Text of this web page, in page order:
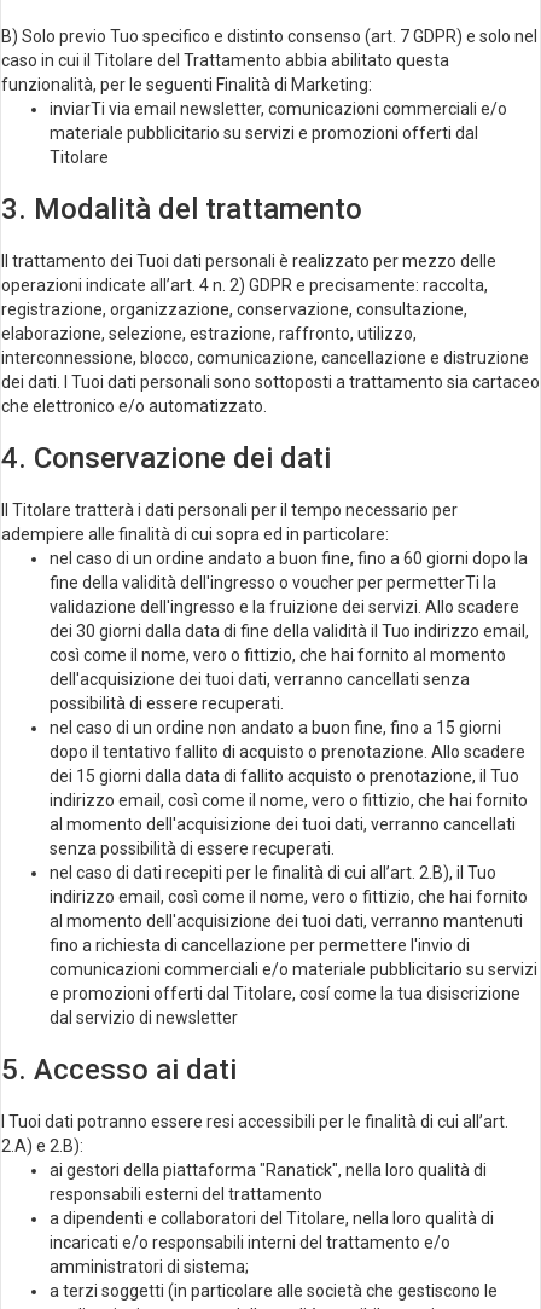
B) Solo previo Tuo specifico e distinto consenso (art. 7 GDPR) e solo nel
caso in cui il Titolare del Trattamento abbia abilitato questa
funzionalità, per le seguenti Finalità di Marketing:
inviarTi via email newsletter, comunicazioni commerciali e/o
materiale pubblicitario su servizi e promozioni offerti dal
Titolare
3. Modalità del trattamento
Il trattamento dei Tuoi dati personali è realizzato per mezzo delle
operazioni indicate all’art. 4 n. 2) GDPR e precisamente: raccolta,
registrazione, organizzazione, conservazione, consultazione,
elaborazione, selezione, estrazione, raffronto, utilizzo,
interconnessione, blocco, comunicazione, cancellazione e distruzione
dei dati. I Tuoi dati personali sono sottoposti a trattamento sia cartaceo
che elettronico e/o automatizzato.
4. Conservazione dei dati
Il Titolare tratterà i dati personali per il tempo necessario per
adempiere alle finalità di cui sopra ed in particolare:
nel caso di un ordine andato a buon fine, fino a 60 giorni dopo la
fine della validità dell'ingresso o voucher per permetterTi la
validazione dell'ingresso e la fruizione dei servizi. Allo scadere
dei 30 giorni dalla data di fine della validità il Tuo indirizzo email,
così come il nome, vero o fittizio, che hai fornito al momento
dell'acquisizione dei tuoi dati, verranno cancellati senza
possibilità di essere recuperati.
nel caso di un ordine non andato a buon fine, fino a 15 giorni
dopo il tentativo fallito di acquisto o prenotazione. Allo scadere
dei 15 giorni dalla data di fallito acquisto o prenotazione, il Tuo
indirizzo email, così come il nome, vero o fittizio, che hai fornito
al momento dell'acquisizione dei tuoi dati, verranno cancellati
senza possibilità di essere recuperati.
nel caso di dati recepiti per le finalità di cui all’art. 2.B), il Tuo
indirizzo email, così come il nome, vero o fittizio, che hai fornito
al momento dell'acquisizione dei tuoi dati, verranno mantenuti
fino a richiesta di cancellazione per permettere l'invio di
comunicazioni commerciali e/o materiale pubblicitario su servizi
e promozioni offerti dal Titolare, cosí come la tua disiscrizione
dal servizio di newsletter
5. Accesso ai dati
I Tuoi dati potranno essere resi accessibili per le finalità di cui all’art.
2.A) e 2.B):
ai gestori della piattaforma "Ranatick", nella loro qualità di
responsabili esterni del trattamento
a dipendenti e collaboratori del Titolare, nella loro qualità di
incaricati e/o responsabili interni del trattamento e/o
amministratori di sistema;
a terzi soggetti (in particolare alle società che gestiscono le